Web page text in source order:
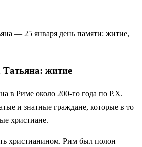
— 25 января день памяти: житие,
житие
в Риме около 200-го года по Р.Х.
и знатные граждане, которые в то
христиане.
христианином. Рим был полон